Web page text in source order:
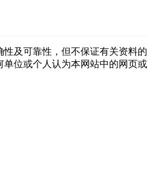
及可靠性，但不保证有关资料的
位或个人认为本网站中的网页或